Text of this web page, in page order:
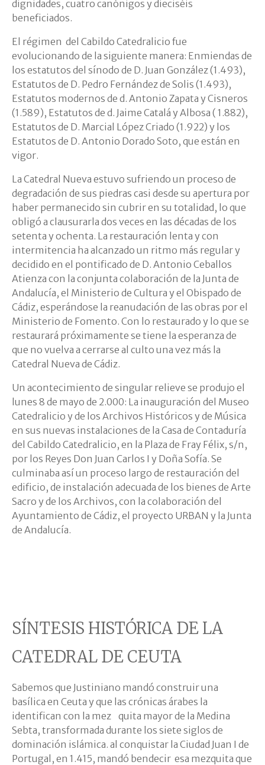
dignidades, cuatro canónigos y dieciséis
beneficiados.
El régimen del Cabildo Catedralicio fue
evolucionando de la siguiente manera: Enmiendas de
los estatutos del sínodo de D. Juan González (1.493),
Estatutos de D. Pedro Fernández de Solis (1.493),
Estatutos modernos de d. Antonio Zapata y Cisneros
(1.589), Estatutos de d. Jaime Catalá y Albosa ( 1.882),
Estatutos de D. Marcial López Criado (1.922) y los
Estatutos de D. Antonio Dorado Soto, que están en
vigor.
La Catedral Nueva estuvo sufriendo un proceso de
degradación de sus piedras casi desde su apertura por
haber permanecido sin cubrir en su totalidad, lo que
obligó a clausurarla dos veces en las décadas de los
setenta y ochenta. La restauración lenta y con
intermitencia ha alcanzado un ritmo más regular y
decidido en el pontificado de D. Antonio Ceballos
Atienza con la conjunta colaboración de la Junta de
Andalucía, el Ministerio de Cultura y el Obispado de
Cádiz, esperándose la reanudación de las obras por el
Ministerio de Fomento. Con lo restaurado y lo que se
restaurará próximamente se tiene la esperanza de
que no vuelva a cerrarse al culto una vez más la
Catedral Nueva de Cádiz.
Un acontecimiento de singular relieve se produjo el
lunes 8 de mayo de 2.000: La inauguración del Museo
Catedralicio y de los Archivos Históricos y de Música
en sus nuevas instalaciones de la Casa de Contaduría
del Cabildo Catedralicio, en la Plaza de Fray Félix, s/n,
por los Reyes Don Juan Carlos I y Doña Sofía. Se
culminaba así un proceso largo de restauración del
edificio, de instalación adecuada de los bienes de Arte
Sacro y de los Archivos, con la colaboración del
Ayuntamiento de Cádiz, el proyecto URBAN y la Junta
de Andalucía.
SÍNTESIS HISTÓRICA DE LA
CATEDRAL DE CEUTA
Sabemos que Justiniano mandó construir una
basílica en Ceuta y que las crónicas árabes la
identifican con la mez quita mayor de la Medina
Sebta, transformada durante los siete siglos de
dominación islámica. al conquistar la Ciudad Juan I de
Portugal, en 1.415, mandó bendecir esa mezquita que